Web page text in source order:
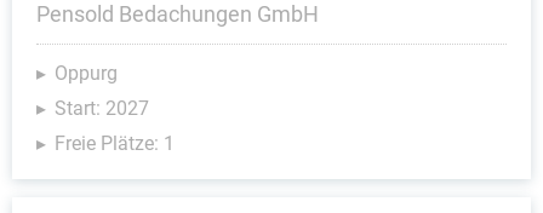
Pensold Bedachungen GmbH
Oppurg
Start: 2027
Freie Plätze: 1